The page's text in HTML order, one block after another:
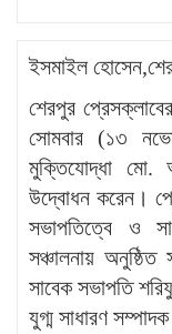
ইসমাইল
শেরপুর
সোমবার (১৩
মুক্তিযোদ্ধা
উদ্বোধন করেন।
সভাপতিত্বে ও
সঞ্চালনায়
সাবেক সভাপতি
যুগ্ম সাধারণ